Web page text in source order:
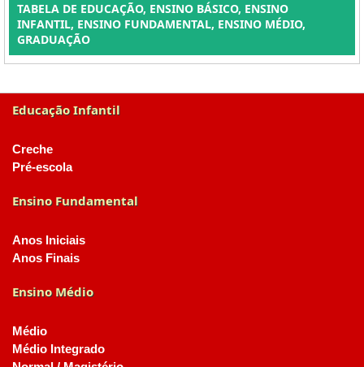
TABELA DE EDUCAÇÃO, ENSINO BÁSICO, ENSINO
INFANTIL, ENSINO FUNDAMENTAL, ENSINO MÉDIO,
GRADUAÇÃO
Educação Infantil
Creche
Pré-escola
Ensino Fundamental
Anos Iniciais
Anos Finais
Ensino Médio
Médio
Médio Integrado